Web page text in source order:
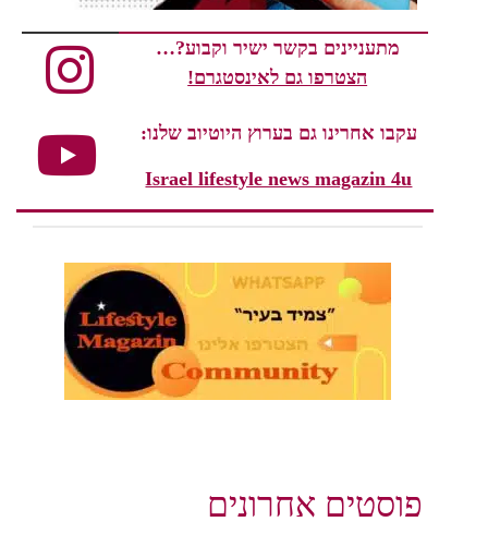
מתעניינים בקשר ישיר וקבוע?…
הצטרפו גם לאינסטגרם!
עקבו אחרינו גם בערוץ היוטיוב שלנו:
Israel lifestyle news magazin 4u
פוסטים אחרונים